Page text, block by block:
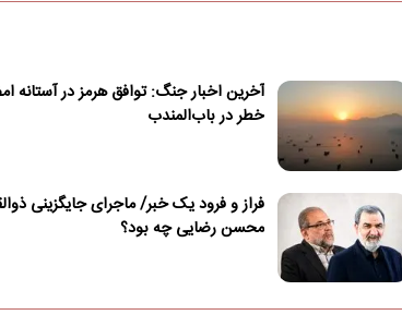
آخرین اخبار جنگ: توافق هرمز در آستانه
خطر در باب‌المندب
فراز و فرود یک خبر/ ماجرای جایگزینی
محسن رضایی چه بود؟